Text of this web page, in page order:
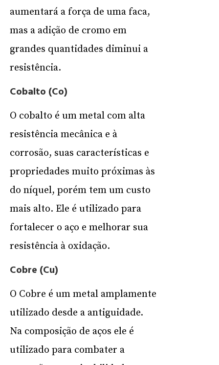
aumentará a força de uma faca,
mas a adição de cromo em
grandes quantidades diminui a
resistência.
Cobalto (Co)
O cobalto é um metal com alta
resistência mecânica e à
corrosão, suas características e
propriedades muito próximas às
do níquel, porém tem um custo
mais alto. Ele é utilizado para
fortalecer o aço e melhorar sua
resistência à oxidação.
Cobre (Cu)
O Cobre é um metal amplamente
utilizado desde a antiguidade.
Na composição de aços ele é
utilizado para combater a